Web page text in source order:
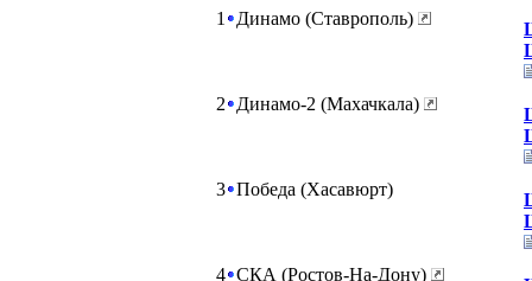
1 Динамо (Ставрополь)
2 Динамо-2 (Махачкала)
3 Победа (Хасавюрт)
4 СКА (Ростов-На-Дону)